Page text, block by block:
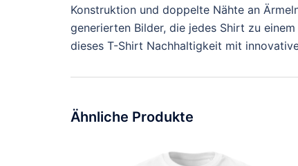
Konstruktion und doppelte Nähte an
generierten Bilder, die jedes Shirt zu
dieses T-Shirt Nachhaltigkeit mit
Ähnliche Produkte